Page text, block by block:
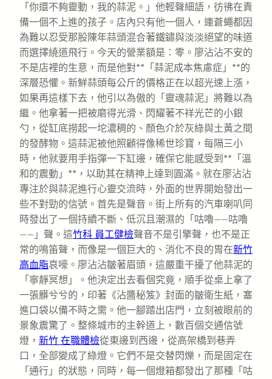
「你還不夠靈動，我的蒜泥。」他輕聲細語，彷彿在責
備一個不上進的孩子。店內只有他一個人，連蒼蠅都因
為難以忍受那股陳年蒜頭混合著鐵鏽與淡淡絕望的味道
而選擇繞道飛行。今天的營業額是：零。廖沾沾不安的
不是店裡的生意，而是他對**「蒜泥成本焦慮症」**的
深層恐懼。新鮮蒜頭每公斤的價格正在以超光速上漲，
如果再這樣下去，他引以為傲的「靈魂蒜泥」將難以為
繼。他拿著一把被磨得光滑、閃耀著不祥光芒的小銀
勺，從缸底撈起一坨濃稠的、顏色介於灰綠與土黃之間
的發酵物。這蒜泥被他照顧得像稀世珍寶，每隔三小
時，他就要用手指彈一下缸邊，確保它能感受到**「溫
和的震動」**，以助其在精神上達到圓滿。就在廖沾沾
專注於與蒜泥進行心靈交流時，外面的世界開始發出一
些不對勁的信號。首先是聲音。街上所有的汽車喇叭同
時發出了一個持續不斷、低沉且潮濕的「咕嚕——咕嚕
——」聲。這竹科 員工健檢聲音不是引擎聲，也不是正
常的鳴笛聲，而像是一個巨大的、消化不良的胃在新竹
高血脂哀嚎。廖沾沾皺著眉頭，這嚴重干擾了他蒜泥的
「寧靜冥想」。他決定出去看個究竟，順手從桌上拿了
一張髒兮兮的，印著《沾醬秘笈》封面的皺衛生紙，塞
進口袋以備不時之需。他一腳踏出店門，立刻被眼前的
景象震驚了。整條城市的主幹道上，數百個交通信號
燈， 新竹 在職體檢從東邊到西邊，從高架橋到巷弄
口，全部變成了綠燈。它們不是交替閃爍，而是固定在
「通行」的狀態，同時，每一個燈箱都發出了那種「咕